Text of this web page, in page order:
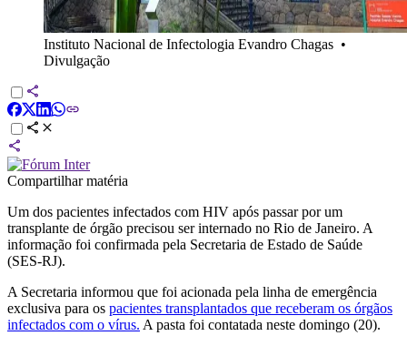
Instituto Nacional de Infectologia Evandro Chagas •
Divulgação
Compartilhar matéria
Um dos pacientes infectados com HIV após passar por um
transplante de órgão precisou ser internado no Rio de Janeiro. A
informação foi confirmada pela Secretaria de Estado de Saúde
(SES-RJ).
A Secretaria informou que foi acionada pela linha de emergência
exclusiva para os pacientes transplantados que receberam os órgãos
infectados com o vírus. A pasta foi contatada neste domingo (20).